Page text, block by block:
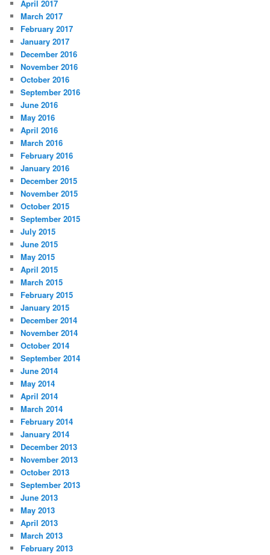
April 2017
March 2017
February 2017
January 2017
December 2016
November 2016
October 2016
September 2016
June 2016
May 2016
April 2016
March 2016
February 2016
January 2016
December 2015
November 2015
October 2015
September 2015
July 2015
June 2015
May 2015
April 2015
March 2015
February 2015
January 2015
December 2014
November 2014
October 2014
September 2014
June 2014
May 2014
April 2014
March 2014
February 2014
January 2014
December 2013
November 2013
October 2013
September 2013
June 2013
May 2013
April 2013
March 2013
February 2013